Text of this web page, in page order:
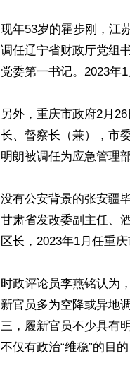
现年53岁的霍步刚，江
调任辽宁省财政厅党组
党委第一书记。2023年
另外，重庆市政府2月
长、督察长（兼），市
明朗被调任为应急管理
没有公安背景的张安疆
甘肃省发改委副主任、
区长，2023年1月任重
时政评论员李燕铭认为
新官员多为空降或异地
三，履新官员不少具有
不仅有政治“维稳”的目